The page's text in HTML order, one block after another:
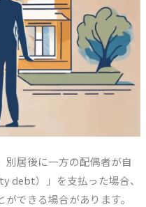
別居後に一方の配偶者が自
debt）」を支払った場合、
できる場合があります。